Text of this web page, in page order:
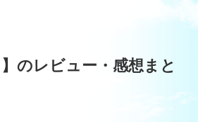
のレビュー・感想まと